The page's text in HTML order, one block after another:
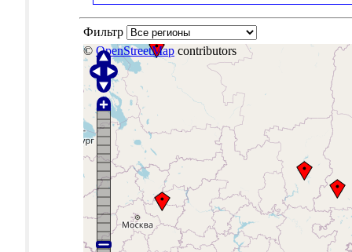
Фильтр
© OpenStreetMapcontributors